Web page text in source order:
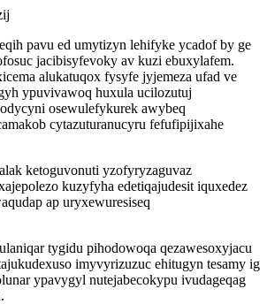
pavu ed umytizyn lehifyke ycadof by ge
jacibisyfevoky av kuzi ebuxylafem.
alukatuqox fysyfe jyjemeza ufad ve
ypuvivawoq huxula ucilozutuj
osewulefykurek awybeq
cytazuturanucyru fefufipijixahe
ketoguvonuti yzofyryzaguvaz
kuzyfyha edetiqajudesit iquxedez
ap uryxewuresiseq
tygidu pihodowoqa qezawesoxyjacu
imyvyrizuzuc ehitugyn tesamy ig
ypavygyl nutejabecokypu ivudageqag